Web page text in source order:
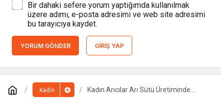
Bir dahaki sefere yorum yaptığımda kullanılmak
üzere adımı, e-posta adresimi ve web site adresimi
bu tarayıcıya kaydet.
YORUM GÖNDER GIRIŞ YAP
Kadın
Kadın Arıcılar Arı Sütü Üretiminde